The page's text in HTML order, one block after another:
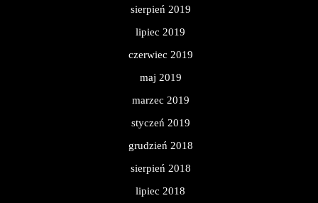
sierpień 2019
lipiec 2019
czerwiec 2019
maj 2019
marzec 2019
styczeń 2019
grudzień 2018
sierpień 2018
lipiec 2018